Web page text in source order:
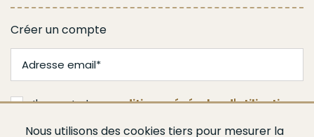
Nous utilisons des cookies tiers pour mesurer la
Créer un compte
J'accepte lesconditions générales d'utilisation